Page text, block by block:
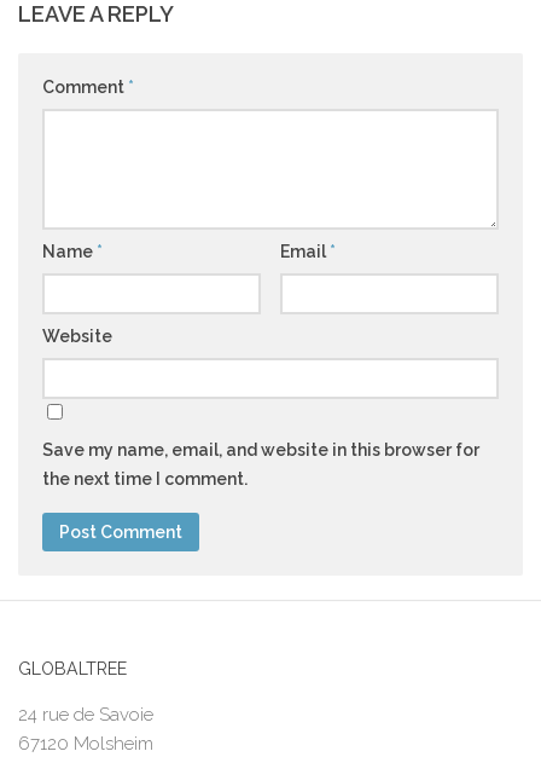
LEAVE A REPLY
Comment *
Name * Email *
Website
Save my name, email, and website in this browser for
the next time I comment.
GLOBALTREE
24 rue de Savoie
67120 Molsheim